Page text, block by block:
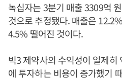
녹십자는 3분기 매출 3309억
것으로 추정됐다. 매출은
4.5% 떨어진 것이다.
빅3 제약사의 수익성이 일제히
에 투자하는 비용이 증가했기